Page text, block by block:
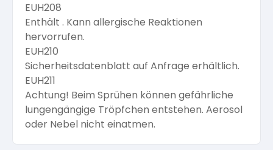
EUH208
Enthält . Kann allergische Reaktionen
hervorrufen.
EUH210
Sicherheitsdatenblatt auf Anfrage erhältlich.
EUH211
Achtung! Beim Sprühen können gefährliche
lungengängige Tröpfchen entstehen. Aerosol
oder Nebel nicht einatmen.